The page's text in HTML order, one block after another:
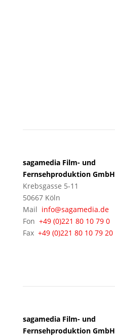
sagamedia Film- und
Fernsehproduktion GmbH
Krebsgasse 5-11
50667 Köln
Mail info@sagamedia.de
Fon +49 (0)221 80 10 79 0
Fax +49 (0)221 80 10 79 20
sagamedia Film- und
Fernsehproduktion GmbH